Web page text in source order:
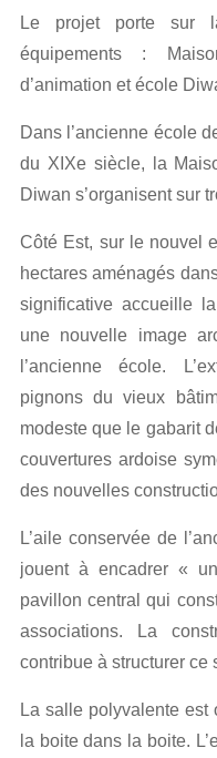
Le projet porte sur
équipements : Maison des associations, salle
d’animation et école
Dans l’ancienne école
du XIXe siècle, la
Diwan s’organisent sur
Côté Est, sur le nouvel
hectares aménagés
significative accueille
une nouvelle image
l’ancienne école.
pignons du vieux
modeste que le gabarit
couvertures ardoise
des nouvelles
L’aile conservée de
jouent à encadrer «
pavillon central qui
associations. La
contribue à structurer ce
La salle polyvalente
la boite dans la boite.